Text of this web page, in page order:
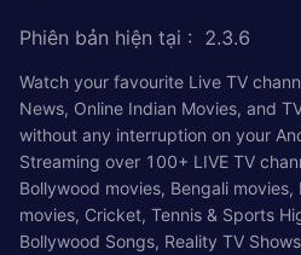
Phiên bản hiện tại : 2.3.6
Watch your favourite Live TV
News, Online Indian Movies, and
without any interruption on your
Streaming over 100+ LIVE TV
Bollywood movies, Bengali movies,
movies, Cricket, Tennis & Sports
Bollywood Songs, Reality TV